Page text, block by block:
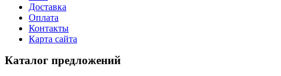
Доставка
Оплата
Контакты
Карта сайта
Каталог предложений